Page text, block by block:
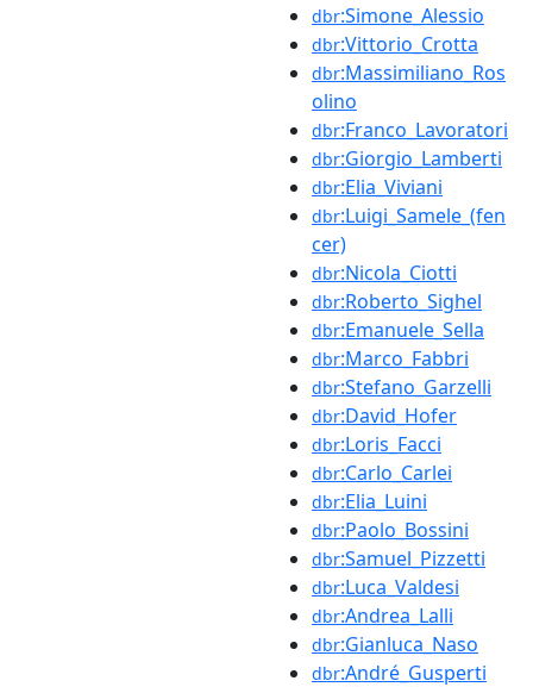
dbr:Simone_Alessio
dbr:Vittorio_Crotta
dbr:Massimiliano_Ros
olino
dbr:Franco_Lavoratori
dbr:Giorgio_Lamberti
dbr:Elia_Viviani
dbr:Luigi_Samele_(fen
cer)
dbr:Nicola_Ciotti
dbr:Roberto_Sighel
dbr:Emanuele_Sella
dbr:Marco_Fabbri
dbr:Stefano_Garzelli
dbr:David_Hofer
dbr:Loris_Facci
dbr:Carlo_Carlei
dbr:Elia_Luini
dbr:Paolo_Bossini
dbr:Samuel_Pizzetti
dbr:Luca_Valdesi
dbr:Andrea_Lalli
dbr:Gianluca_Naso
dbr:André_Gusperti